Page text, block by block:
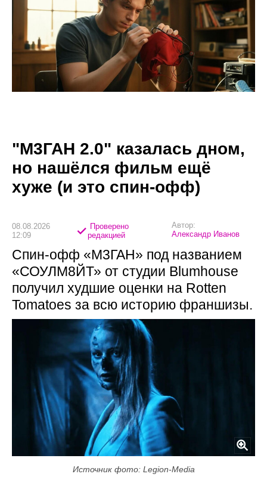
"М3ГАН 2.0" казалась дном,
но нашёлся фильм ещё
хуже (и это спин-офф)
08.08.2026
12:09
Проверено
редакцией
Автор:
Александр Иванов
Спин-офф «М3ГАН» под названием
«СОУЛМ8ЙТ» от студии Blumhouse
получил худшие оценки на Rotten
Tomatoes за всю историю франшизы.
Источник фото: Legion-Media